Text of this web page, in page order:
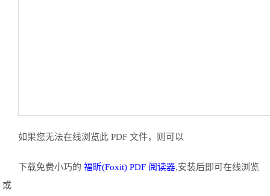
如果您无法在线浏览此 PDF 文件，则可以
下载免费小巧的 福昕(Foxit) PDF 阅读器,安装后即可在线浏览
或